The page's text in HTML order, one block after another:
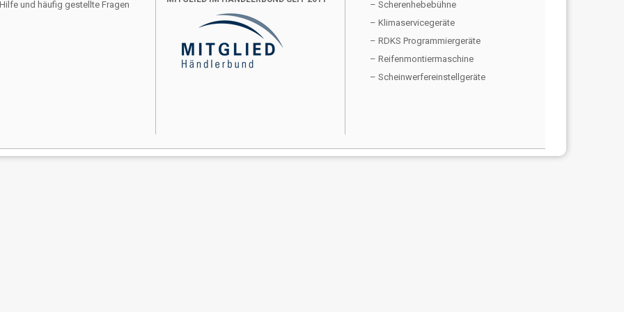
und häufig gestellte Fragen
– Scherenhebebühne
– Klimaservicegeräte
– RDKS Programmiergeräte
– Reifenmontiermaschine
– Scheinwerfereinstellgeräte